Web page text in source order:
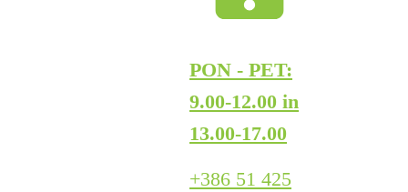
PON - PET:
9.00-12.00 in
13.00-17.00
+386 51 425